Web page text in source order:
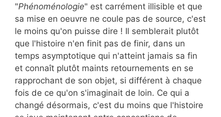
"Phénoménologie" est carrément illisible et que
sa mise en oeuvre ne coule pas de source, c'est
le moins qu'on puisse dire ! Il semblerait plutôt
que l'histoire n'en finit pas de finir, dans un
temps asymptotique qui n'atteint jamais sa fin
et connaît plutôt maints retournements en se
rapprochant de son objet, si différent à chaque
fois de ce qu'on s'imaginait de loin. Ce qui a
changé désormais, c'est du moins que l'histoire